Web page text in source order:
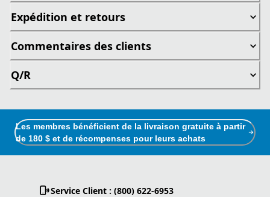
Expédition et retours
Commentaires des clients
Q/R
Les membres bénéficient de la livraison gratuite à partir
de 180 $ et de récompenses pour leurs achats
Service Client : (800) 622-6953